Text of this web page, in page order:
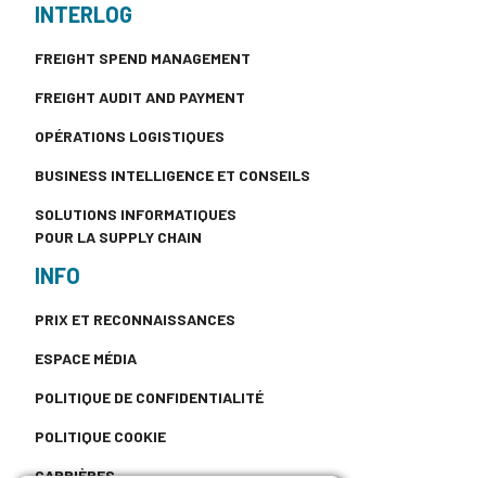
INTERLOG
FREIGHT SPEND MANAGEMENT
FREIGHT AUDIT AND PAYMENT
OPÉRATIONS LOGISTIQUES
BUSINESS INTELLIGENCE ET CONSEILS
SOLUTIONS INFORMATIQUES
POUR LA SUPPLY CHAIN
INFO
PRIX ET RECONNAISSANCES
ESPACE MÉDIA
POLITIQUE DE CONFIDENTIALITÉ
POLITIQUE COOKIE